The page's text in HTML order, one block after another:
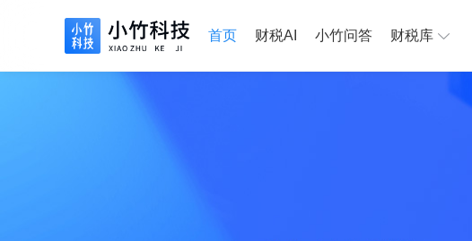
首页 财税AI 小竹问答 财税库